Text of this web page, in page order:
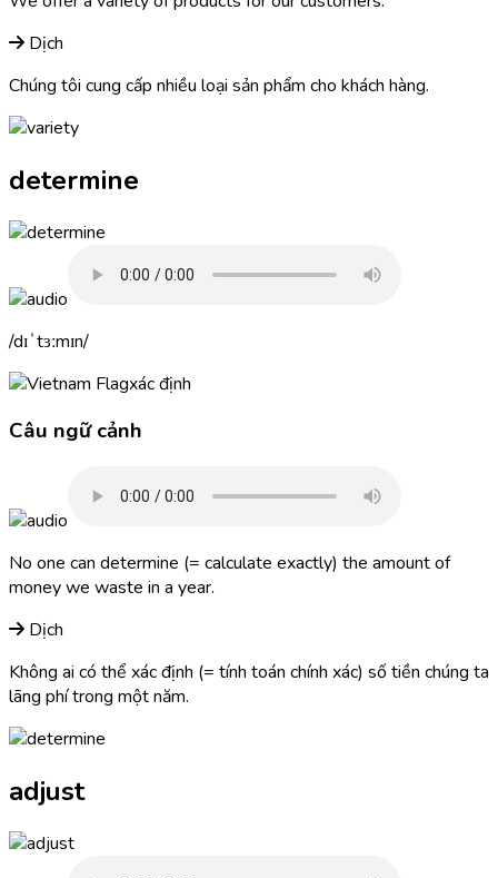
Dịch
Chúng tôi cung cấp nhiều loại sản phẩm cho khách hàng.
determine
dɪˈtɜːmɪn
xác định
Câu ngữ cảnh
No one can determine (= calculate exactly) the amount of
money we waste in a year.
Dịch
Không ai có thể xác định (= tính toán chính xác) số tiền chúng ta
lãng phí trong một năm.
adjust